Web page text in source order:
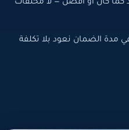
كان أو أفضل — لا مخلفات
الضمان نعود بلا تكلفة